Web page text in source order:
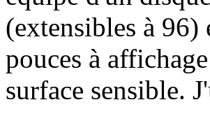
(extensibles à
pouces à
surface sensible.